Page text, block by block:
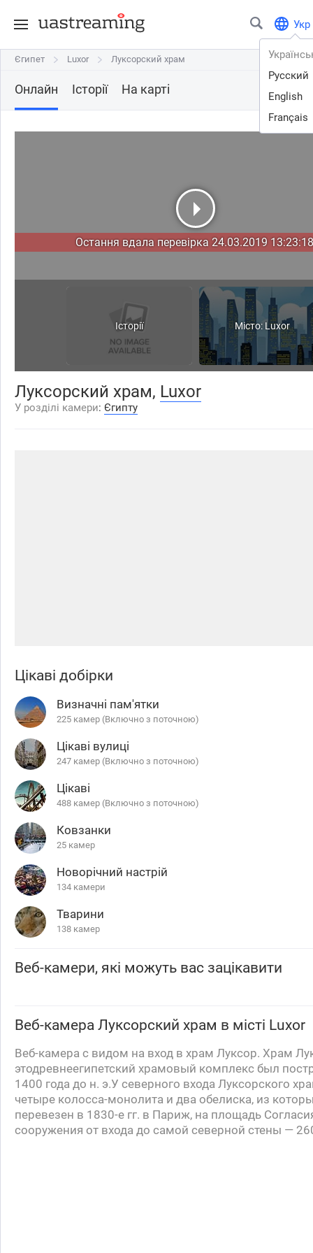
Укр
Русский
English
Français
Єгипет Luxor Луксорский храм
Єгипет Luxor Луксорский храм
Онлайн Історії На карті
Остання вдала перевірка 24.03.2019
Історії Місто: Luxor
Луксорский храм, Luxor
У розділі камери: Єгипту
Цікаві добірки
Визначні пам'ятки
225 камер (Включно з поточною)
Цікаві вулиці
247 камер (Включно з поточною)
Цікаві
488 камер (Включно з поточною)
Ковзанки
25 камер
Новорічний настрій
134 камери
Тварини
138 камер
Веб-камери, які можуть вас зацікавити
Веб-камера Луксорский храм в місті Luxor
Веб-камера с видом на вход в храм Луксор. Храм
этодревнеегипетский храмовый комплекс был
1400 года до н. э.У северного входа Луксорского
четыре колосса-монолита и два обелиска, из
перевезен в 1830-е гг. в Париж, на площадь
сооружения от входа до самой северной стены —